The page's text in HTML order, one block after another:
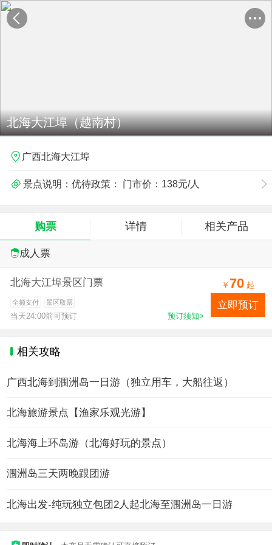
北海大江埠（越南村）
广西北海大江埠
景点说明：优待政策： 门市价：138元/人
散客：10人以下70元/人，团队10人以上60元/人
购票 详情 相关产品
成人票
北海大江埠景区门票
全额支付 景区取票
当天24:00前可预订 预订须知>
￥ 70 起
立即预订
相关攻略
广西北海到涠洲岛一日游（独立用车，大船往返）
北海旅游景点【渔家乐观光游】
北海海上环岛游（北海好玩的景点）
涠洲岛三天两晚跟团游
北海出发-纯玩独立包团2人起北海至涠洲岛一日游